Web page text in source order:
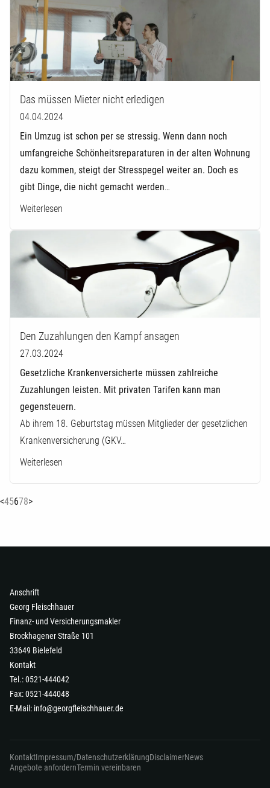
Das müssen Mieter nicht erledigen
04.04.2024
Ein Umzug ist schon per se stressig. Wenn dann noch
umfangreiche Schönheitsreparaturen in der alten Wohnung
dazu kommen, steigt der Stresspegel weiter an. Doch es
gibt Dinge, die nicht gemacht werden…
Weiterlesen
Den Zuzahlungen den Kampf ansagen
27.03.2024
Gesetzliche Krankenversicherte müssen zahlreiche
Zuzahlungen leisten. Mit privaten Tarifen kann man
gegensteuern.
Ab ihrem 18. Geburtstag müssen Mitglieder der gesetzlichen
Krankenversicherung (GKV…
Weiterlesen
<456(current)
78>
Anschrift
Georg Fleischhauer
Finanz- und Versicherungsmakler
Brockhagener Straße 101
33649 Bielefeld
Kontakt
Tel.: 0521-444042
Fax: 0521-444048
E-Mail: info@georgfleischhauer.de
KontaktImpressum/DatenschutzerklärungDisclaimerNews
Angebote anfordernTermin vereinbaren